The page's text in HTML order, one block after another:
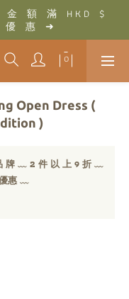
D　$　3 0 0 0　即　享
➜
金　額　滿　H K D　$
優　惠　➜
D　$　3 0 0 0　即　享
➜
Open Dress (
)
牌 ﹏ 2 件 以 上 9 折 ﹏
惠 ﹏